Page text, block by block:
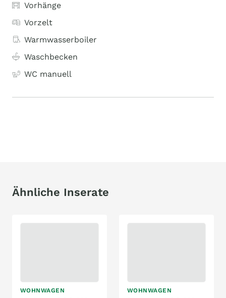
Vorhänge
Vorzelt
Warmwasserboiler
Waschbecken
WC manuell
Ähnliche Inserate
WOHNWAGEN WOHNWAGEN